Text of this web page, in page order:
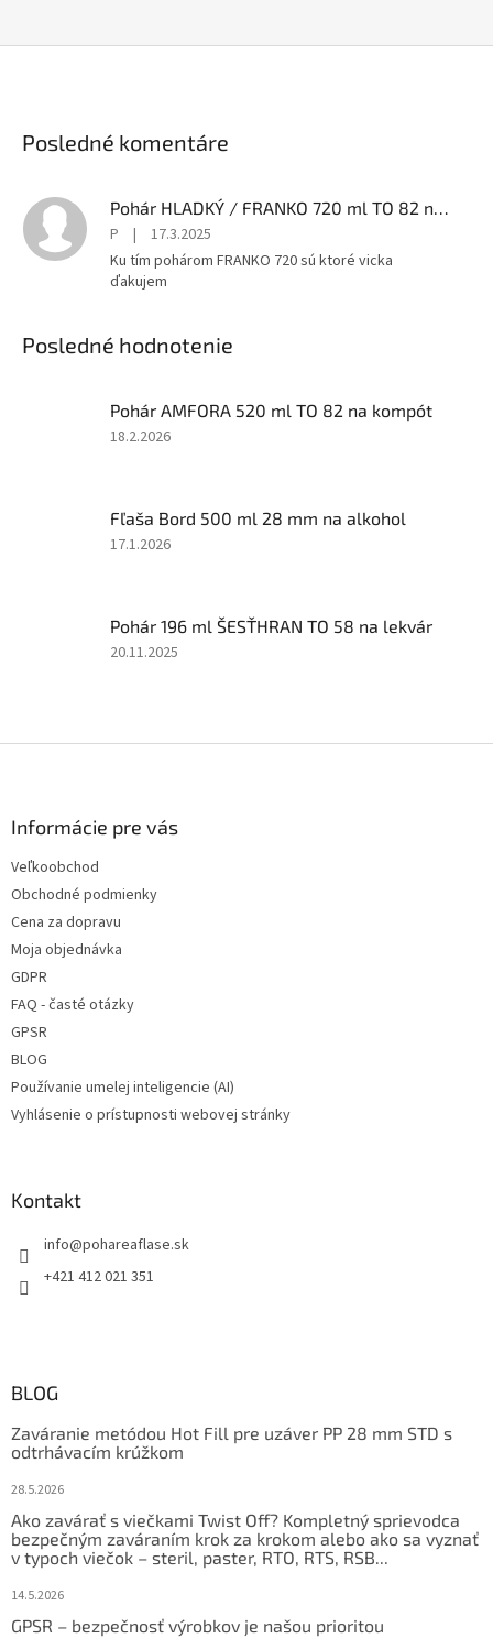
Posledné komentáre
Pohár HLADKÝ / FRANKO 720 ml TO 82 na med
P |
17.3.2025
Ku tím pohárom FRANKO 720 sú ktoré vicka
ďakujem
Posledné hodnotenie
Pohár AMFORA 520 ml TO 82 na kompót
Hodnotenie
z
5
18.2.2026
Fľaša Bord 500 ml 28 mm na alkohol
Hodnotenie
z
5
17.1.2026
Pohár 196 ml ŠESŤHRAN TO 58 na lekvár
Hodnotenie
20.11.2025
Informácie pre vás
Veľkoobchod
Obchodné podmienky
Cena za dopravu
Moja objednávka
GDPR
FAQ - časté otázky
GPSR
BLOG
Používanie umelej inteligencie (AI)
Vyhlásenie o prístupnosti webovej stránky
Kontakt
info@pohareaflase.sk
+421 412 021 351
BLOG
Zaváranie metódou Hot Fill pre uzáver PP 28 mm STD s
odtrhávacím krúžkom
28.5.2026
Ako zavárať s viečkami Twist Off? Kompletný sprievodca
bezpečným zaváraním krok za krokom alebo ako sa vyznať
v typoch viečok – steril, paster, RTO, RTS, RSB...
14.5.2026
GPSR – bezpečnosť výrobkov je našou prioritou